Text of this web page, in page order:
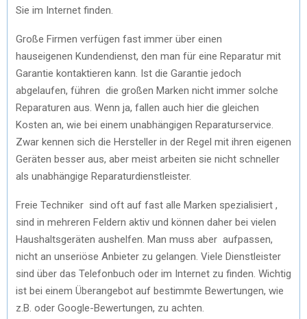
Sie im Internet finden.
Große Firmen verfügen fast immer über einen
hauseigenen Kundendienst, den man für eine Reparatur mit
Garantie kontaktieren kann. Ist die Garantie jedoch
abgelaufen, führen die großen Marken nicht immer solche
Reparaturen aus. Wenn ja, fallen auch hier die gleichen
Kosten an, wie bei einem unabhängigen Reparaturservice.
Zwar kennen sich die Hersteller in der Regel mit ihren eigenen
Geräten besser aus, aber meist arbeiten sie nicht schneller
als unabhängige Reparaturdienstleister.
Freie Techniker sind oft auf fast alle Marken spezialisiert ,
sind in mehreren Feldern aktiv und können daher bei vielen
Haushaltsgeräten aushelfen. Man muss aber aufpassen,
nicht an unseriöse Anbieter zu gelangen. Viele Dienstleister
sind über das Telefonbuch oder im Internet zu finden. Wichtig
ist bei einem Überangebot auf bestimmte Bewertungen, wie
z.B. oder Google-Bewertungen, zu achten.